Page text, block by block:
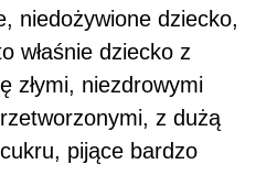
niedożywione dziecko,
właśnie dziecko z
złymi, niezdrowymi
z dużą
pijące bardzo